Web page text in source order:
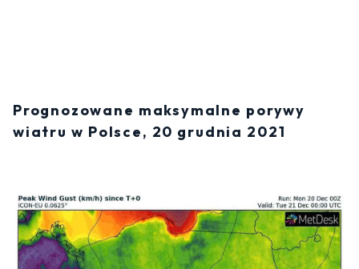
Prognozowane maksymalne porywy
wiatru w Polsce, 20 grudnia 2021